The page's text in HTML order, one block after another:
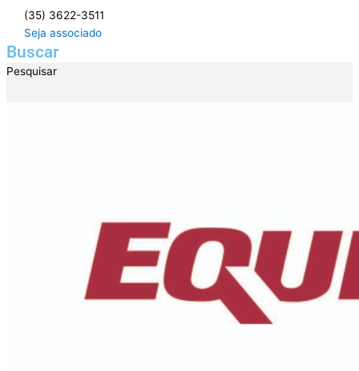
para
o
conteúdo
(35) 3622-3511
Seja associado
Buscar
Pesquisar